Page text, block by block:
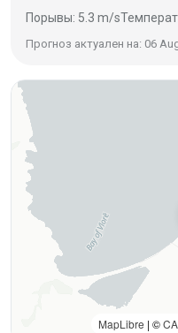
Порывы: 5.3 m/s
Прогноз актуален на: 06
MapLibre | ©